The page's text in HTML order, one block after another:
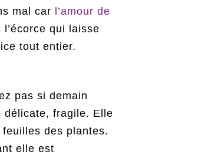
mal car
l’amour de
qui laisse
tout entier.
pas si demain
délicate, fragile. Elle
des plantes.
elle est